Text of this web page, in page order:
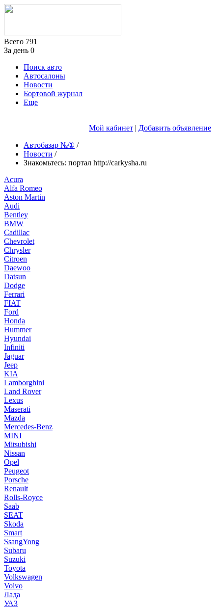
Всего 791
За день 0
Поиск авто
Автосалоны
Новости
Бортовой журнал
Еще
Мой кабинет | Добавить объявление
Автобазар №① /
Новости /
Знакомьтесь: портал http://carkysha.ru
Acura
Alfa Romeo
Aston Martin
Audi
Bentley
BMW
Cadillac
Chevrolet
Chrysler
Citroen
Daewoo
Datsun
Dodge
Ferrari
FIAT
Ford
Honda
Hummer
Hyundai
Infiniti
Jaguar
Jeep
KIA
Lamborghini
Land Rover
Lexus
Maserati
Mazda
Mercedes-Benz
MINI
Mitsubishi
Nissan
Opel
Peugeot
Porsche
Renault
Rolls-Royce
Saab
SEAT
Skoda
Smart
SsangYong
Subaru
Suzuki
Toyota
Volkswagen
Volvo
Лада
УАЗ